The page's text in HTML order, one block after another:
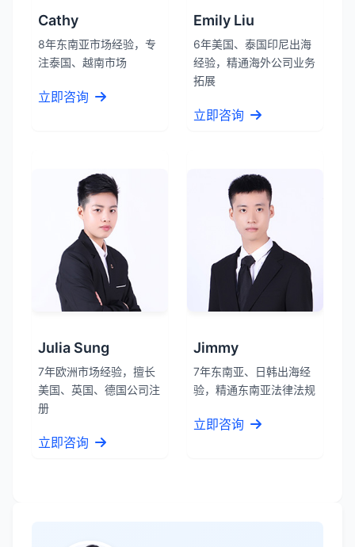
Cathy
8年东南亚市场经验，专
注泰国、越南市场
立即咨询
Emily Liu
6年美国、泰国印尼出海
经验，精通海外公司业务
拓展
立即咨询
Julia Sung
7年欧洲市场经验，擅长
美国、英国、德国公司注
册
立即咨询
Jimmy
7年东南亚、日韩出海经
验，精通东南亚法律法规
立即咨询
张先生 ★★★★★
服务专业高效，一周就完成了泰国公司注